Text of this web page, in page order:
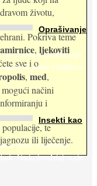
Oprašivanje
problem oprašivanja
oprašiti pčele medarice
Insekti kao
život 9 milijardi
Nadu (možda) nude
životu,
Pokriva teme
, ljekoviti
sve i o
, med,
načini
i
te
ili liječenje.